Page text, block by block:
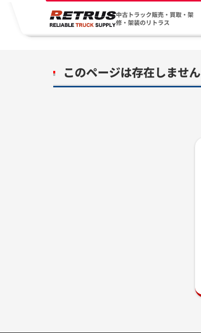
中古トラック販売・買取・架
修・架装のリトラス
このページは存在しません